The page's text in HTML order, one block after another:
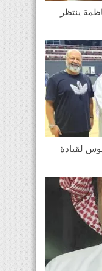
ينتظر
لقيادة